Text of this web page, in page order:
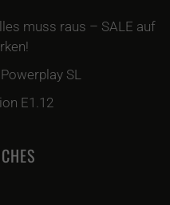
muss raus – SALE auf
SL
E1.12